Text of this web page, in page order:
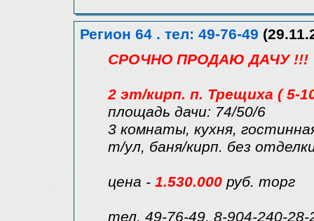
Регион 64 . тел: 49-76-49
СРОЧНО ПРОДАЮ ДАЧУ !!!
2 эт/кирп. п. Трещиха ( 5-
площадь дачи: 74/50/6
3 комнаты, кухня,
т/ул, баня/кирп. без
цена - 1.530.000 руб. торг
тел. 49-76-49, 8-904-240-28-